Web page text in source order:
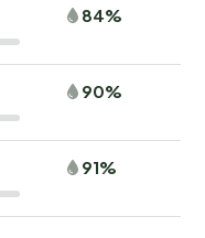
84%
90%
91%